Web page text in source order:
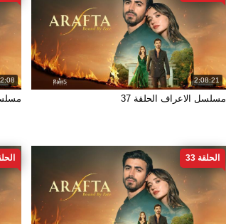
2:08:21
مسلسل الاعراف الحلقة 37
الحلقة 33